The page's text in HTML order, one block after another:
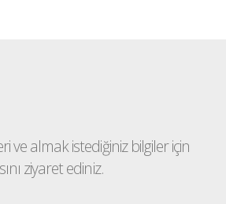
ve almak istediğiniz bilgiler için
ziyaret ediniz.